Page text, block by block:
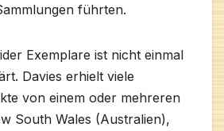
führten.
Exemplare ist nicht einmal
Davies erhielt viele
von einem oder mehreren
South Wales (Australien),